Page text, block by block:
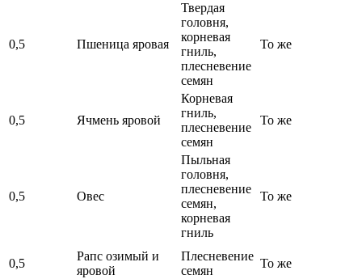
0,5 Пшеница яровая
Твердая
головня,
корневая
гниль,
плесневение
семян
То же
0,5 Ячмень яровой
Корневая
гниль,
плесневение
семян
То же
0,5 Овес
Пыльная
головня,
плесневение
семян,
корневая
гниль
То же
0,5
Рапс озимый и
яровой
Плесневение
семян
То же